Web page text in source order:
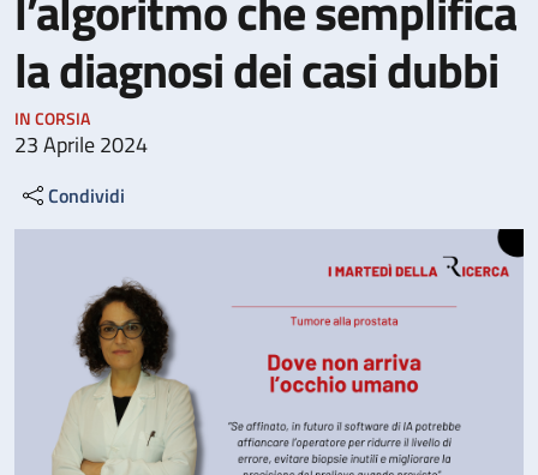
la diagnosi dei casi dubbi
IN CORSIA
23 Aprile 2024
Condividi